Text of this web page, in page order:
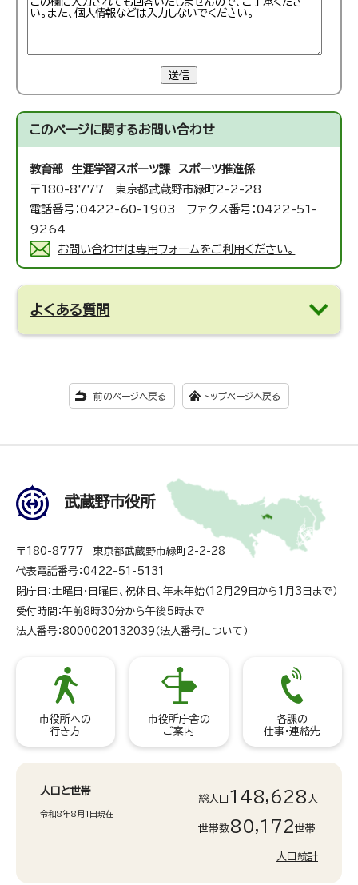
送信
このページに関するお問い合わせ
教育部 生涯学習スポーツ課 スポーツ推進係
〒180-8777 東京都武蔵野市緑町2-2-28
電話番号：0422-60-1903 ファクス番号：0422-51-
9264
お問い合わせは専用フォームをご利用ください。
よくある質問
前のページへ戻る トップページへ戻る
武蔵野市役所
〒180-8777 東京都武蔵野市緑町2-2-28
代表電話番号：0422-51-5131
閉庁日：土曜日・日曜日、祝休日、年末年始（12月29日から1月3日まで）
受付時間：午前8時30分から午後5時まで
法人番号：8000020132039（ 法人番号について ）
市役所への
行き方
市役所庁舎の
ご案内
各課の
仕事・連絡先
人口と世帯
令和8年8月1日現在
総人口 148,628 人
世帯数80,172世帯
人口統計